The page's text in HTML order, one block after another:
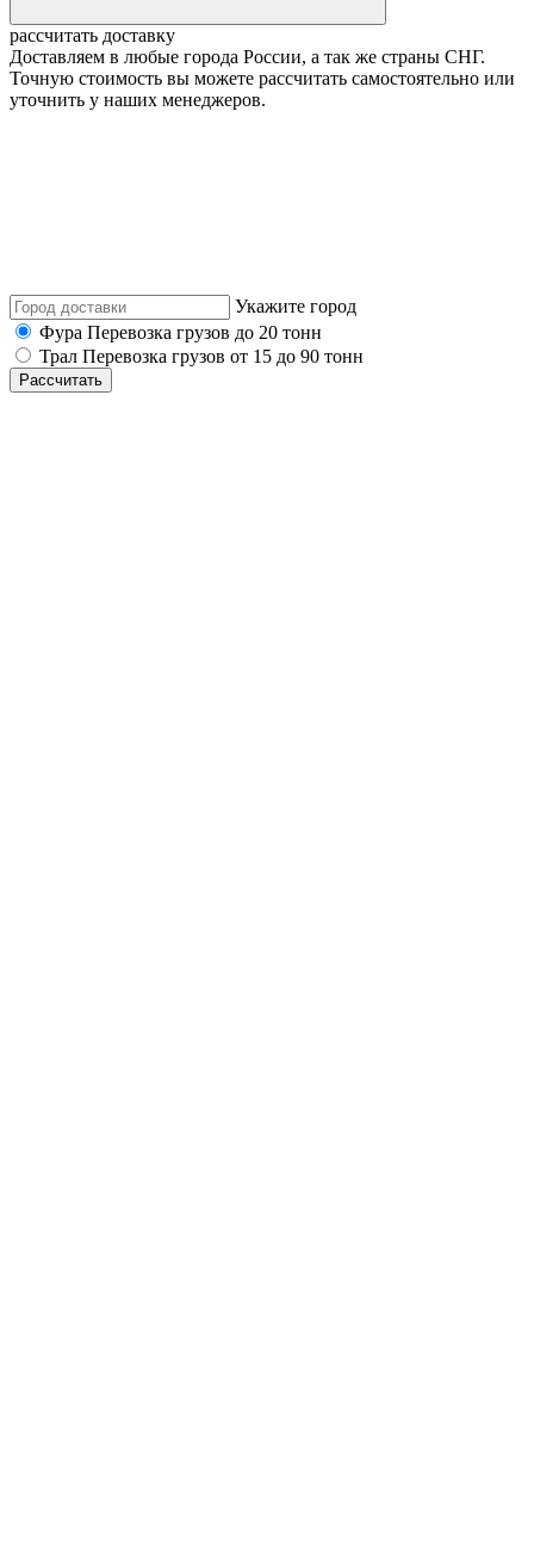
рассчитать доставку
Доставляем в любые города России, а так же страны СНГ.
Точную стоимость вы можете рассчитать самостоятельно или
уточнить у наших менеджеров.
Укажите город
Фура Перевозка грузов до 20 тонн
Трал Перевозка грузов от 15 до 90 тонн
Рассчитать